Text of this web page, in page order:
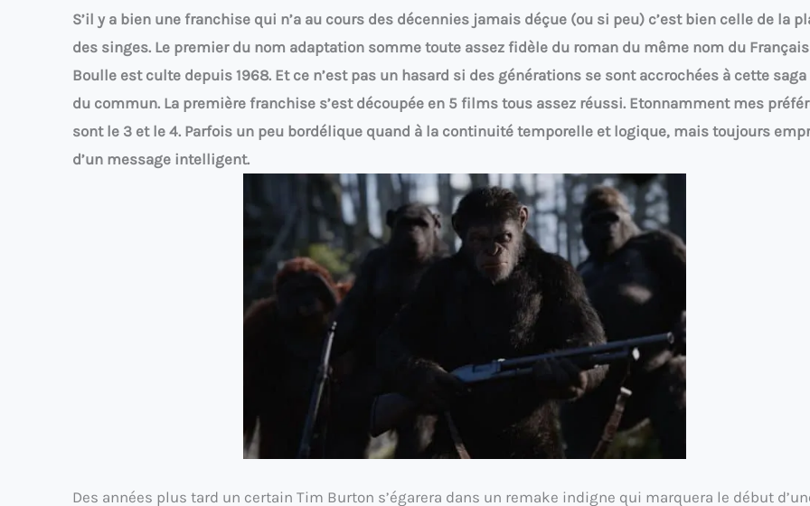
S’il y a bien une franchise qui n’a au cours des décennies jamais déçue (ou si peu) c’est bien celle de la
des singes. Le premier du nom adaptation somme toute assez fidèle du roman du même nom du
Boulle est culte depuis 1968. Et ce n’est pas un hasard si des générations se sont accrochées à cette
du commun. La première franchise s’est découpée en 5 films tous assez réussi. Etonnamment mes
sont le 3 et le 4. Parfois un peu bordélique quand à la continuité temporelle et logique, mais toujours
d’un message intelligent.
Des années plus tard un certain Tim Burton s’égarera dans un remake indigne qui marquera le début